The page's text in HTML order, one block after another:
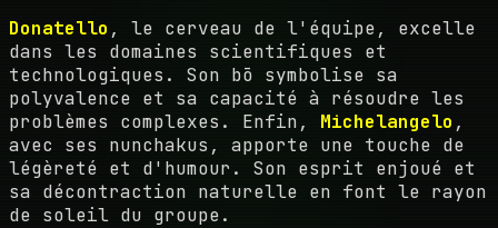
Donatello , le cerveau de l'équipe, excelle
dans les domaines scientifiques et
technologiques. Son bō symbolise sa
polyvalence et sa capacité à résoudre les
problèmes complexes. Enfin, Michelangelo ,
avec ses nunchakus, apporte une touche de
légèreté et d'humour. Son esprit enjoué et
sa décontraction naturelle en font le rayon
de soleil du groupe.